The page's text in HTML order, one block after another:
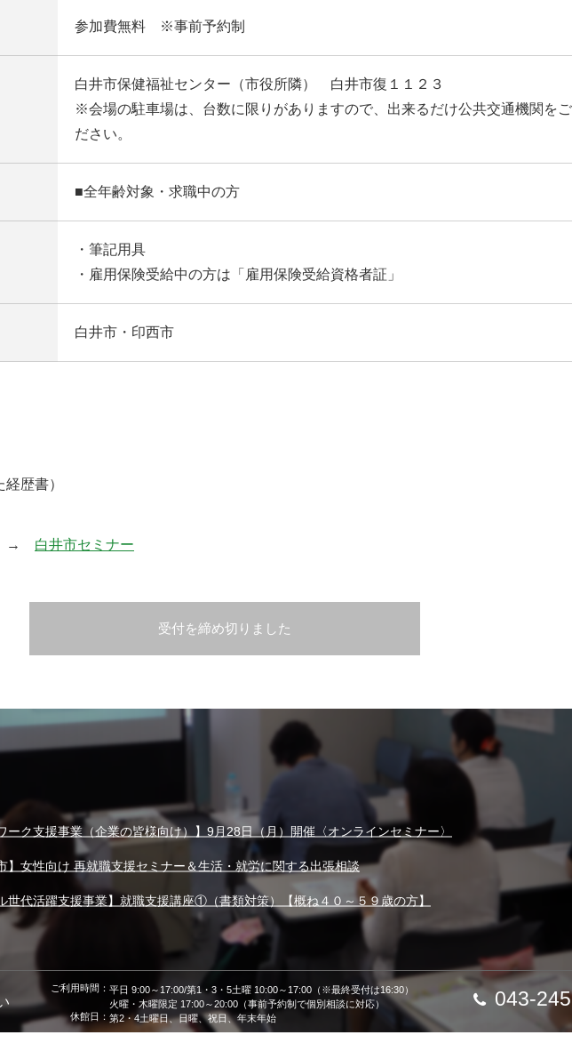
参加費無料 ※事前予約制
白井市保健福祉センター（市役所隣） 白井市復１１２３
※会場の駐車場は、台数に限りがありますので、出来るだけ公共交通機関をご
ださい。
■全年齢対象・求職中の方
・筆記用具
・雇用保険受給中の方は「雇用保険受給資格者証」
白井市・印西市
歴書）
→ 白井市セミナー
受付を締め切りました
ーク支援事業（企業の皆様向け）】9月28日（月）開催〈オンラインセミナー〉
】女性向け 再就職支援セミナー＆生活・就労に関する出張相談
世代活躍支援事業】就職支援講座①（書類対策）【概ね４０～５９歳の方】
043-
ご利用時間： 平日 9:00～17:00/第1・3・5土曜 10:00～17:00（※最終受付は16:30）
火曜・木曜限定 17:00～20:00（事前予約制で個別相談に対応）
休館日： 第2・4土曜日、日曜、祝日、年末年始